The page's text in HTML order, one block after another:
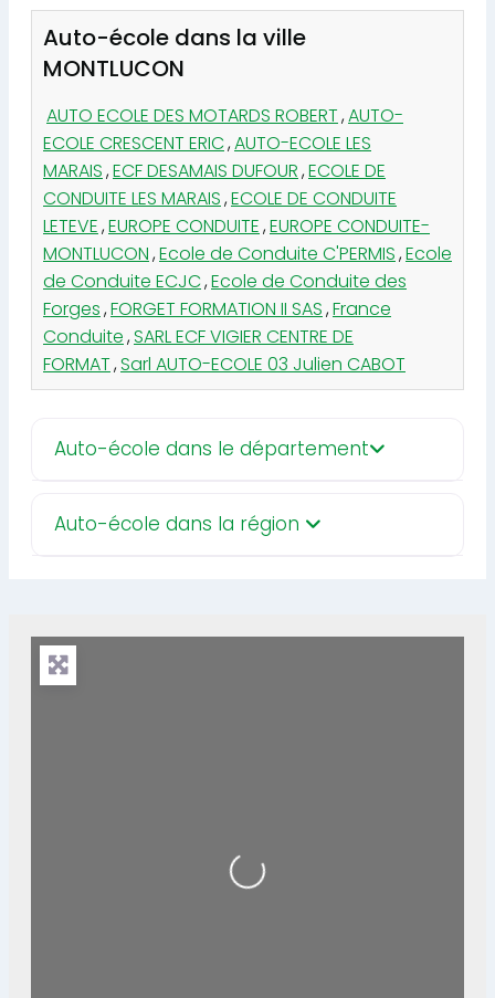
Auto-école dans la ville
MONTLUCON
AUTO ECOLE DES MOTARDS ROBERT,AUTO-
ECOLE CRESCENT ERIC,AUTO-ECOLE LES
MARAIS,ECF DESAMAIS DUFOUR,ECOLE DE
CONDUITE LES MARAIS,ECOLE DE CONDUITE
LETEVE,EUROPE CONDUITE,EUROPE CONDUITE-
MONTLUCON,Ecole de Conduite C'PERMIS,Ecole
de Conduite ECJC,Ecole de Conduite des
Forges,FORGET FORMATION II SAS,France
Conduite,SARL ECF VIGIER CENTRE DE
FORMAT,Sarl AUTO-ECOLE 03 Julien CABOT
Auto-école dans le département
Auto-école dans la région
Loading...